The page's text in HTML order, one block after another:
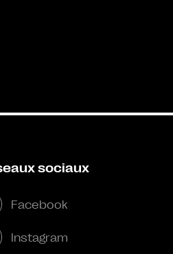
sociaux
Facebook
Instagram